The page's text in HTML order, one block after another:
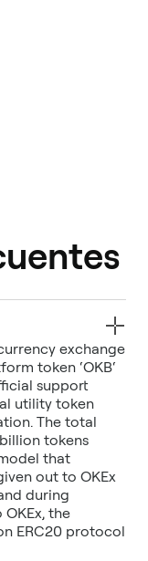
exchange
token ‘OKB‘
support
utility token
The total
tokens
that
out to OKEx
during
the
ERC20 protocol